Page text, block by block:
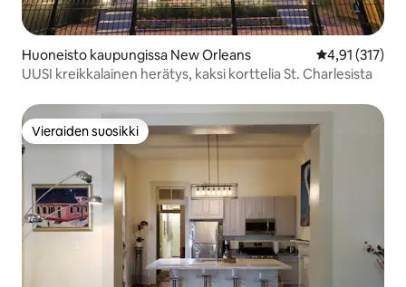
Huoneisto kaupungissa New Orleans
4,91 (317)
UUSI kreikkalainen herätys, kaksi korttelia St. Charlesista
Vieraiden suosikki
Vieraiden suosikki